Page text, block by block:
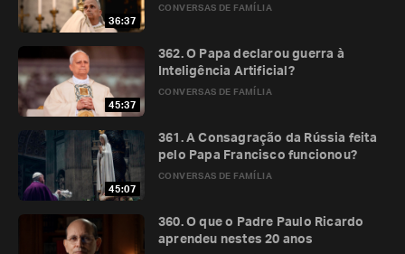
36:37
CONVERSAS DE FAMÍLIA
45:37
CONVERSAS DE FAMÍLIA
362. O Papa declarou guerra à
Inteligência Artificial?
45:07
CONVERSAS DE FAMÍLIA
361. A Consagração da Rússia feita
pelo Papa Francisco funcionou?
360. O que o Padre Paulo Ricardo
aprendeu nestes 20 anos